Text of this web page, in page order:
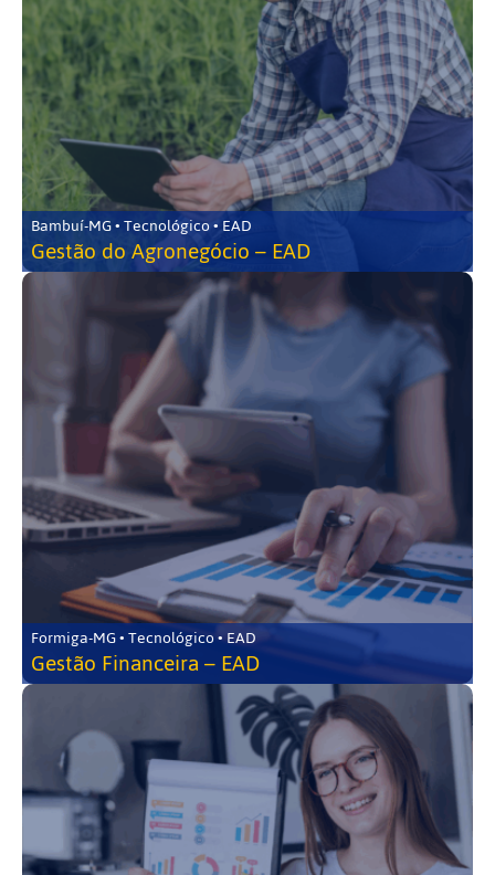
Bambuí-MG • Tecnológico • EAD
Gestão do Agronegócio – EAD
Formiga-MG • Tecnológico • EAD
Gestão Financeira – EAD